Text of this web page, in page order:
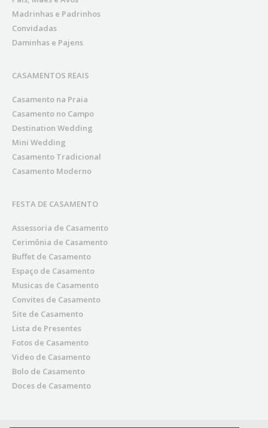
Madrinhas e Padrinhos
Convidadas
Daminhas e Pajens
CASAMENTOS REAIS
Casamento na Praia
Casamento no Campo
Destination Wedding
Mini Wedding
Casamento Tradicional
Casamento Moderno
FESTA DE CASAMENTO
Assessoria de Casamento
Cerimônia de Casamento
Buffet de Casamento
Espaço de Casamento
Musicas de Casamento
Convites de Casamento
Site de Casamento
Lista de Presentes
Fotos de Casamento
Video de Casamento
Bolo de Casamento
Doces de Casamento